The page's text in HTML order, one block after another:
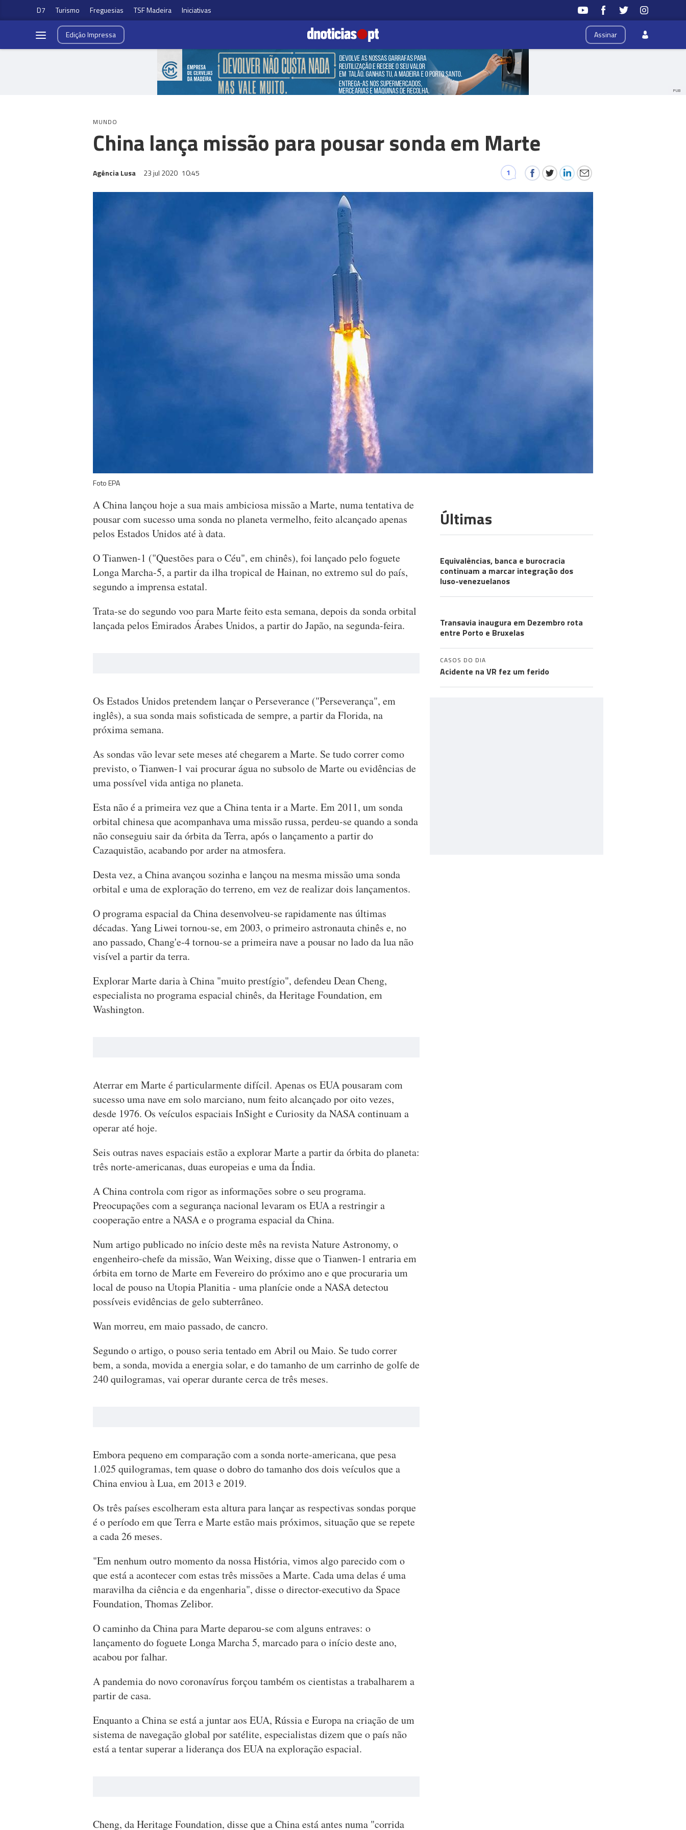
D7 Turismo Freguesias TSF Madeira Iniciativas
Assinar
EdiçãoImpressa
PUB
MUNDO
China lança missão para pousar sonda em Marte
Agência Lusa 23 jul 2020 10:45 1
Foto EPA
A China lançou hoje a sua mais ambiciosa missão a Marte, numa tentativa de
pousar com sucesso uma sonda no planeta vermelho, feito alcançado apenas
pelos Estados Unidos até à data.
O Tianwen-1 ("Questões para o Céu", em chinês), foi lançado pelo foguete
Longa Marcha-5, a partir da ilha tropical de Hainan, no extremo sul do país,
segundo a imprensa estatal.
Trata-se do segundo voo para Marte feito esta semana, depois da sonda orbital
lançada pelos Emirados Árabes Unidos, a partir do Japão, na segunda-feira.
Os Estados Unidos pretendem lançar o Perseverance ("Perseverança", em
inglês), a sua sonda mais sofisticada de sempre, a partir da Florida, na
próxima semana.
As sondas vão levar sete meses até chegarem a Marte. Se tudo correr como
previsto, o Tianwen-1 vai procurar água no subsolo de Marte ou evidências de
uma possível vida antiga no planeta.
Esta não é a primeira vez que a China tenta ir a Marte. Em 2011, um sonda
orbital chinesa que acompanhava uma missão russa, perdeu-se quando a sonda
não conseguiu sair da órbita da Terra, após o lançamento a partir do
Cazaquistão, acabando por arder na atmosfera.
Desta vez, a China avançou sozinha e lançou na mesma missão uma sonda
orbital e uma de exploração do terreno, em vez de realizar dois lançamentos.
O programa espacial da China desenvolveu-se rapidamente nas últimas
décadas. Yang Liwei tornou-se, em 2003, o primeiro astronauta chinês e, no
ano passado, Chang'e-4 tornou-se a primeira nave a pousar no lado da lua não
visível a partir da terra.
Explorar Marte daria à China "muito prestígio", defendeu Dean Cheng,
especialista no programa espacial chinês, da Heritage Foundation, em
Washington.
Aterrar em Marte é particularmente difícil. Apenas os EUA pousaram com
sucesso uma nave em solo marciano, num feito alcançado por oito vezes,
desde 1976. Os veículos espaciais InSight e Curiosity da NASA continuam a
operar até hoje.
Seis outras naves espaciais estão a explorar Marte a partir da órbita do planeta:
três norte-americanas, duas europeias e uma da Índia.
A China controla com rigor as informações sobre o seu programa.
Preocupações com a segurança nacional levaram os EUA a restringir a
cooperação entre a NASA e o programa espacial da China.
Num artigo publicado no início deste mês na revista Nature Astronomy, o
engenheiro-chefe da missão, Wan Weixing, disse que o Tianwen-1 entraria em
órbita em torno de Marte em Fevereiro do próximo ano e que procuraria um
local de pouso na Utopia Planitia - uma planície onde a NASA detectou
possíveis evidências de gelo subterrâneo.
Wan morreu, em maio passado, de cancro.
Segundo o artigo, o pouso seria tentado em Abril ou Maio. Se tudo correr
bem, a sonda, movida a energia solar, e do tamanho de um carrinho de golfe de
240 quilogramas, vai operar durante cerca de três meses.
Embora pequeno em comparação com a sonda norte-americana, que pesa
1.025 quilogramas, tem quase o dobro do tamanho dos dois veículos que a
China enviou à Lua, em 2013 e 2019.
Os três países escolheram esta altura para lançar as respectivas sondas porque
é o período em que Terra e Marte estão mais próximos, situação que se repete
a cada 26 meses.
"Em nenhum outro momento da nossa História, vimos algo parecido com o
que está a acontecer com estas três missões a Marte. Cada uma delas é uma
maravilha da ciência e da engenharia", disse o director-executivo da Space
Foundation, Thomas Zelibor.
O caminho da China para Marte deparou-se com alguns entraves: o
lançamento do foguete Longa Marcha 5, marcado para o início deste ano,
acabou por falhar.
A pandemia do novo coronavírus forçou também os cientistas a trabalharem a
partir de casa.
Enquanto a China se está a juntar aos EUA, Rússia e Europa na criação de um
sistema de navegação global por satélite, especialistas dizem que o país não
está a tentar superar a liderança dos EUA na exploração espacial.
Cheng, da Heritage Foundation, disse que a China está antes numa "corrida
Últimas
Equivalências, banca e burocracia
continuam a marcar integração dos
luso-venezuelanos
Transavia inaugura em Dezembro rota
entre Porto e Bruxelas
CASOS DO DIA
Acidente na VR fez um ferido